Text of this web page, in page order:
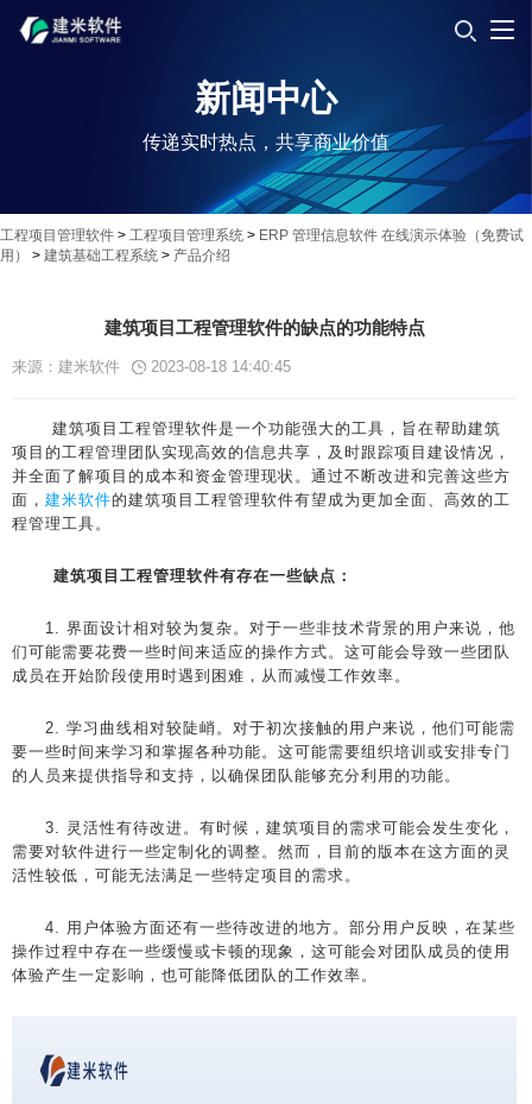
新闻中心
传递实时热点，共享商业价值
工程项目管理软件 > 工程项目管理系统 > ERP 管理信息软件 在线演示体验（免费试
用）
> 建筑基础工程系统 > 产品介绍
建筑项目工程管理软件的缺点的功能特点
来源：建米软件 2023-08-18 14:40:45
建筑项目工程管理软件是一个功能强大的工具，旨在帮助建筑
项目的工程管理团队实现高效的信息共享，及时跟踪项目建设情况，
并全面了解项目的成本和资金管理现状。通过不断改进和完善这些方
面， 建米软件的建筑项目工程管理软件有望成为更加全面、高效的工
程管理工具。
建筑项目工程管理软件有存在一些缺点：
1. 界面设计相对较为复杂。对于一些非技术背景的用户来说，他
们可能需要花费一些时间来适应的操作方式。这可能会导致一些团队
成员在开始阶段使用时遇到困难，从而减慢工作效率。
2. 学习曲线相对较陡峭。对于初次接触的用户来说，他们可能需
要一些时间来学习和掌握各种功能。这可能需要组织培训或安排专门
的人员来提供指导和支持，以确保团队能够充分利用的功能。
3. 灵活性有待改进。有时候，建筑项目的需求可能会发生变化，
需要对软件进行一些定制化的调整。然而，目前的版本在这方面的灵
活性较低，可能无法满足一些特定项目的需求。
4. 用户体验方面还有一些待改进的地方。部分用户反映，在某些
操作过程中存在一些缓慢或卡顿的现象，这可能会对团队成员的使用
体验产生一定影响，也可能降低团队的工作效率。